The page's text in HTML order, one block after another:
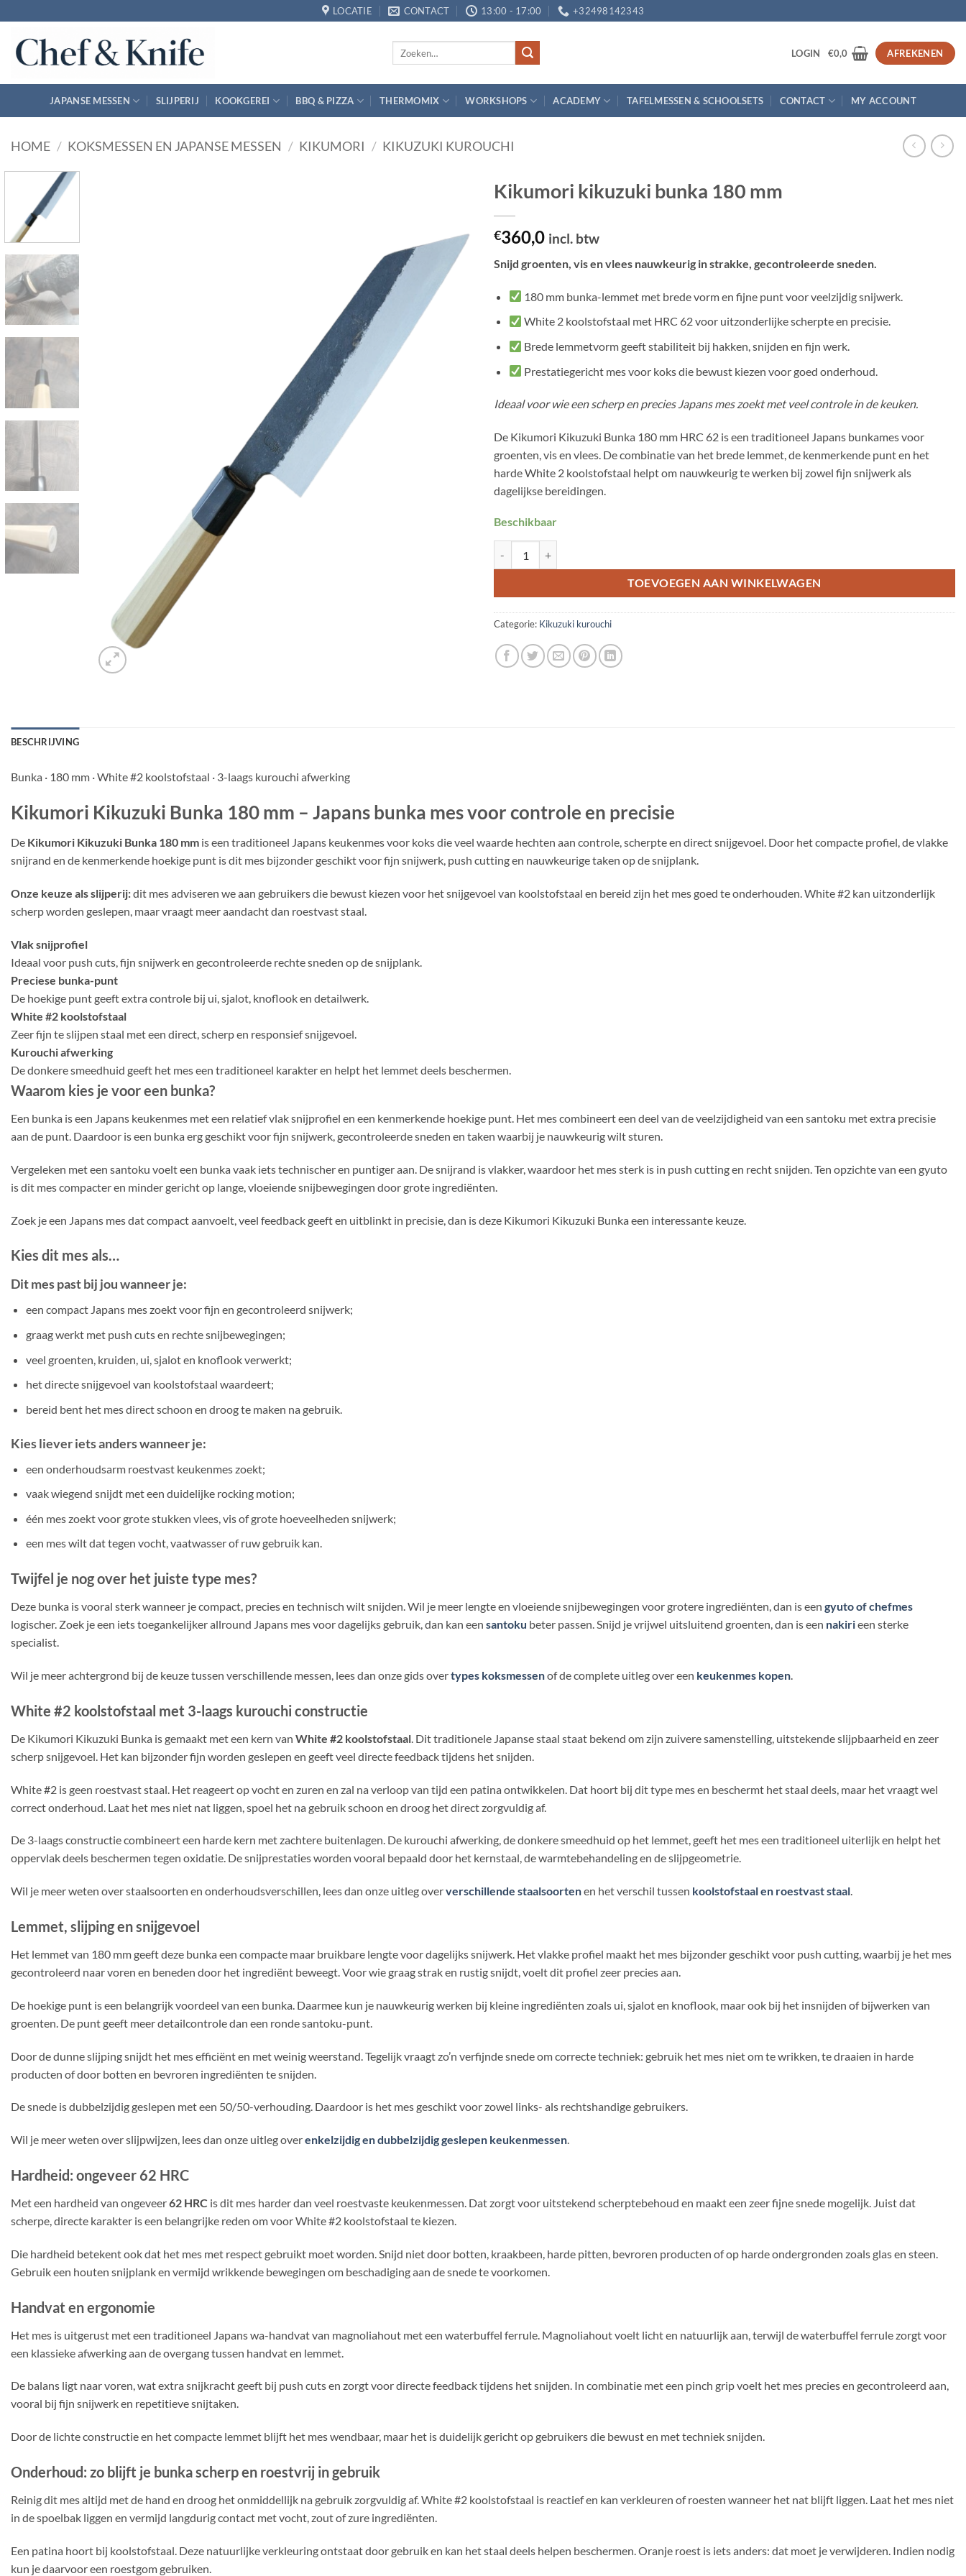
naar
inhoud
LOCATIE CONTACT 13:00 - 17:00 +32498142343
LOGIN €0,0 AFREKENEN
JAPANSE MESSEN SLIJPERIJ KOOKGEREI BBQ & PIZZA THERMOMIX WORKSHOPS ACADEMY TAFELMESSEN & SCHOOLSETS CONTACT MY ACCOUNT
HOME / KOKSMESSEN EN JAPANSE MESSEN / KIKUMORI / KIKUZUKI KUROUCHI
verlanglijst
Kikumori kikuzuki bunka 180 mm
€360,0 incl. btw
Snijd groenten, vis en vlees nauwkeurig in strakke, gecontroleerde sneden.
180 mm bunka-lemmet met brede vorm en fijne punt voor veelzijdig snijwerk.
White 2 koolstofstaal met HRC 62 voor uitzonderlijke scherpte en precisie.
Brede lemmetvorm geeft stabiliteit bij hakken, snijden en fijn werk.
Prestatiegericht mes voor koks die bewust kiezen voor goed onderhoud.
Ideaal voor wie een scherp en precies Japans mes zoekt met veel controle in de keuken.
De Kikumori Kikuzuki Bunka 180 mm HRC 62 is een traditioneel Japans bunkames voor
groenten, vis en vlees. De combinatie van het brede lemmet, de kenmerkende punt en het
harde White 2 koolstofstaal helpt om nauwkeurig te werken bij zowel fijn snijwerk als
dagelijkse bereidingen.
Beschikbaar
TOEVOEGEN AAN WINKELWAGEN
Categorie: Kikuzuki kurouchi
BESCHRIJVING
Bunka · 180 mm · White #2 koolstofstaal · 3-laags kurouchi afwerking
Kikumori Kikuzuki Bunka 180 mm – Japans bunka mes voor controle en precisie
De Kikumori Kikuzuki Bunka 180 mm is een traditioneel Japans keukenmes voor koks die veel waarde hechten aan controle, scherpte en direct snijgevoel. Door het compacte profiel, de vlakke
snijrand en de kenmerkende hoekige punt is dit mes bijzonder geschikt voor fijn snijwerk, push cutting en nauwkeurige taken op de snijplank.
Onze keuze als slijperij:dit mes adviseren we aan gebruikers die bewust kiezen voor het snijgevoel van koolstofstaal en bereid zijn het mes goed te onderhouden. White #2 kan uitzonderlijk
scherp worden geslepen, maar vraagt meer aandacht dan roestvast staal.
Vlak snijprofiel
Ideaal voor push cuts, fijn snijwerk en gecontroleerde rechte sneden op de snijplank.
Preciese bunka-punt
De hoekige punt geeft extra controle bij ui, sjalot, knoflook en detailwerk.
White #2 koolstofstaal
Zeer fijn te slijpen staal met een direct, scherp en responsief snijgevoel.
Kurouchi afwerking
De donkere smeedhuid geeft het mes een traditioneel karakter en helpt het lemmet deels beschermen.
Waarom kies je voor een bunka?
Een bunka is een Japans keukenmes met een relatief vlak snijprofiel en een kenmerkende hoekige punt. Het mes combineert een deel van de veelzijdigheid van een santoku met extra precisie
aan de punt. Daardoor is een bunka erg geschikt voor fijn snijwerk, gecontroleerde sneden en taken waarbij je nauwkeurig wilt sturen.
Vergeleken met een santoku voelt een bunka vaak iets technischer en puntiger aan. De snijrand is vlakker, waardoor het mes sterk is in push cutting en recht snijden. Ten opzichte van een gyuto
is dit mes compacter en minder gericht op lange, vloeiende snijbewegingen door grote ingrediënten.
Zoek je een Japans mes dat compact aanvoelt, veel feedback geeft en uitblinkt in precisie, dan is deze Kikumori Kikuzuki Bunka een interessante keuze.
Kies dit mes als…
Dit mes past bij jou wanneer je:
een compact Japans mes zoekt voor fijn en gecontroleerd snijwerk;
graag werkt met push cuts en rechte snijbewegingen;
veel groenten, kruiden, ui, sjalot en knoflook verwerkt;
het directe snijgevoel van koolstofstaal waardeert;
bereid bent het mes direct schoon en droog te maken na gebruik.
Kies liever iets anders wanneer je:
een onderhoudsarm roestvast keukenmes zoekt;
vaak wiegend snijdt met een duidelijke rocking motion;
één mes zoekt voor grote stukken vlees, vis of grote hoeveelheden snijwerk;
een mes wilt dat tegen vocht, vaatwasser of ruw gebruik kan.
Twijfel je nog over het juiste type mes?
Deze bunka is vooral sterk wanneer je compact, precies en technisch wilt snijden. Wil je meer lengte en vloeiende snijbewegingen voor grotere ingrediënten, dan is een gyuto of chefmes
logischer. Zoek je een iets toegankelijker allround Japans mes voor dagelijks gebruik, dan kan een santoku beter passen. Snijd je vrijwel uitsluitend groenten, dan is een nakirieen sterke
specialist.
Wil je meer achtergrond bij de keuze tussen verschillende messen, lees dan onze gids overtypes koksmessenof de complete uitleg over een keukenmes kopen.
White #2 koolstofstaal met 3-laags kurouchi constructie
De Kikumori Kikuzuki Bunka is gemaakt met een kern van White #2 koolstofstaal . Dit traditionele Japanse staal staat bekend om zijn zuivere samenstelling, uitstekende slijpbaarheid en zeer
scherp snijgevoel. Het kan bijzonder fijn worden geslepen en geeft veel directe feedback tijdens het snijden.
White #2 is geen roestvast staal. Het reageert op vocht en zuren en zal na verloop van tijd een patina ontwikkelen. Dat hoort bij dit type mes en beschermt het staal deels, maar het vraagt wel
correct onderhoud. Laat het mes niet nat liggen, spoel het na gebruik schoon en droog het direct zorgvuldig af.
De 3-laags constructie combineert een harde kern met zachtere buitenlagen. De kurouchi afwerking, de donkere smeedhuid op het lemmet, geeft het mes een traditioneel uiterlijk en helpt het
oppervlak deels beschermen tegen oxidatie. De snijprestaties worden vooral bepaald door het kernstaal, de warmtebehandeling en de slijpgeometrie.
Wil je meer weten over staalsoorten en onderhoudsverschillen, lees dan onze uitleg oververschillende staalsoortenen het verschil tussen koolstofstaal en roestvast staal.
Lemmet, slijping en snijgevoel
Het lemmet van 180 mm geeft deze bunka een compacte maar bruikbare lengte voor dagelijks snijwerk. Het vlakke profiel maakt het mes bijzonder geschikt voor push cutting, waarbij je het mes
gecontroleerd naar voren en beneden door het ingrediënt beweegt. Voor wie graag strak en rustig snijdt, voelt dit profiel zeer precies aan.
De hoekige punt is een belangrijk voordeel van een bunka. Daarmee kun je nauwkeurig werken bij kleine ingrediënten zoals ui, sjalot en knoflook, maar ook bij het insnijden of bijwerken van
groenten. De punt geeft meer detailcontrole dan een ronde santoku-punt.
Door de dunne slijping snijdt het mes efficiënt en met weinig weerstand. Tegelijk vraagt zo’n verfijnde snede om correcte techniek: gebruik het mes niet om te wrikken, te draaien in harde
producten of door botten en bevroren ingrediënten te snijden.
De snede is dubbelzijdig geslepen met een 50/50-verhouding. Daardoor is het mes geschikt voor zowel links- als rechtshandige gebruikers.
Wil je meer weten over slijpwijzen, lees dan onze uitleg overenkelzijdig en dubbelzijdig geslepen keukenmessen.
Hardheid: ongeveer 62 HRC
Met een hardheid van ongeveer62 HRC is dit mes harder dan veel roestvaste keukenmessen. Dat zorgt voor uitstekend scherptebehoud en maakt een zeer fijne snede mogelijk. Juist dat
scherpe, directe karakter is een belangrijke reden om voor White #2 koolstofstaal te kiezen.
Die hardheid betekent ook dat het mes met respect gebruikt moet worden. Snijd niet door botten, kraakbeen, harde pitten, bevroren producten of op harde ondergronden zoals glas en steen.
Gebruik een houten snijplank en vermijd wrikkende bewegingen om beschadiging aan de snede te voorkomen.
Handvat en ergonomie
Het mes is uitgerust met een traditioneel Japans wa-handvat van magnoliahout met een waterbuffel ferrule. Magnoliahout voelt licht en natuurlijk aan, terwijl de waterbuffel ferrule zorgt voor
een klassieke afwerking aan de overgang tussen handvat en lemmet.
De balans ligt naar voren, wat extra snijkracht geeft bij push cuts en zorgt voor directe feedback tijdens het snijden. In combinatie met een pinch grip voelt het mes precies en gecontroleerd aan,
vooral bij fijn snijwerk en repetitieve snijtaken.
Door de lichte constructie en het compacte lemmet blijft het mes wendbaar, maar het is duidelijk gericht op gebruikers die bewust en met techniek snijden.
Onderhoud: zo blijft je bunka scherp en roestvrij in gebruik
Reinig dit mes altijd met de hand en droog het onmiddellijk na gebruik zorgvuldig af. White #2 koolstofstaal is reactief en kan verkleuren of roesten wanneer het nat blijft liggen. Laat het mes niet
in de spoelbak liggen en vermijd langdurig contact met vocht, zout of zure ingrediënten.
Een patina hoort bij koolstofstaal. Deze natuurlijke verkleuring ontstaat door gebruik en kan het staal deels helpen beschermen. Oranje roest is iets anders: dat moet je verwijderen. Indien nodig
kun je daarvoor een roestgom gebruiken.